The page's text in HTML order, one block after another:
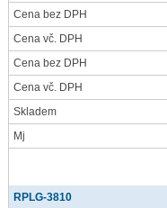
Cena bez DPH
Cena vč. DPH
Cena bez DPH
Cena vč. DPH
Skladem
Mj
RPLG-3810